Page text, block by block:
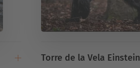
Torre de la Vela Einstein